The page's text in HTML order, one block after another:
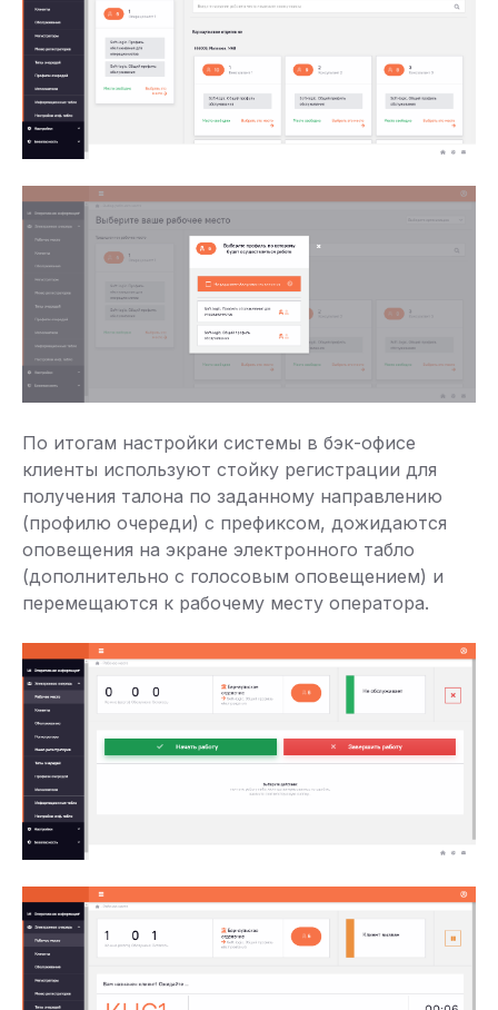
По итогам настройки системы в бэк-офисе
клиенты используют стойку регистрации для
получения талона по заданному направлению
(профилю очереди) с префиксом, дожидаются
оповещения на экране электронного табло
(дополнительно с голосовым оповещением) и
перемещаются к рабочему месту оператора.